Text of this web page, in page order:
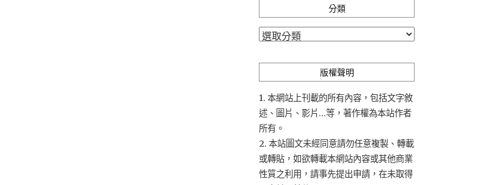
分類
分
版權聲明
1. 本網站上刊載的所有內容，包括文字敘
述、圖片、影片...等，著作權為本站作者
所有。
2. 本站圖文未經同意請勿任意複製、轉載
或轉貼，如欲轉載本網站內容或其他商業
性質之利用，請事先提出申請，在未取得